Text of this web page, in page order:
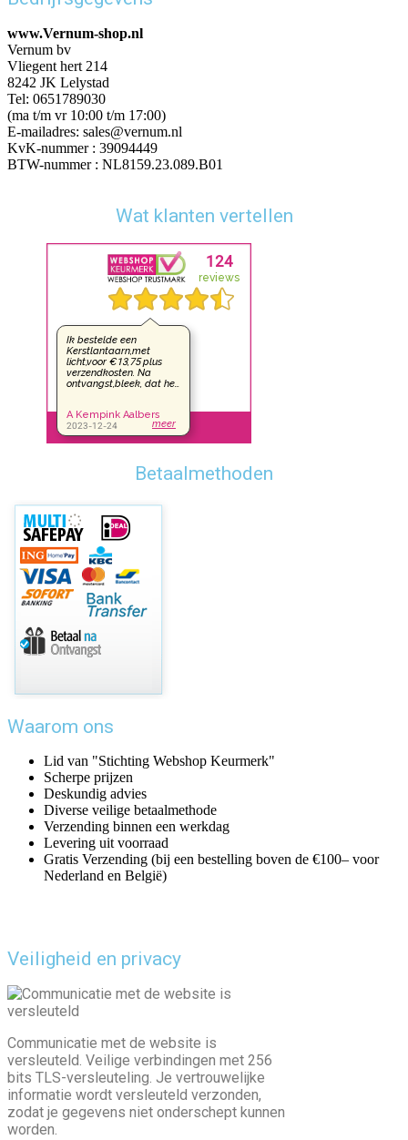
www.Vernum-shop.nl
Vernum bv
Vliegent hert 214
8242 JK Lelystad
Tel: 0651789030
(ma t/m vr 10:00 t/m 17:00)
E-mailadres: sales@vernum.nl
KvK-nummer : 39094449
BTW-nummer : NL8159.23.089.B01
Wat klanten vertellen
Betaalmethoden
Waarom ons
Lid van "Stichting Webshop Keurmerk"
Scherpe prijzen
Deskundig advies
Diverse veilige betaalmethode
Verzending binnen een werkdag
Levering uit voorraad
Gratis Verzending (bij een bestelling boven de €100– voor
Nederland en België)
Veiligheid en privacy
Communicatie met de website is
versleuteld. Veilige verbindingen met 256
bits TLS-versleuteling. Je vertrouwelijke
informatie wordt versleuteld verzonden,
zodat je gegevens niet onderschept kunnen
worden.